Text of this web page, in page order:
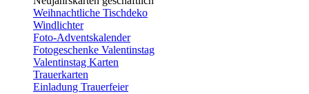
Weihnachtliche Tischdeko
Windlichter
Foto-Adventskalender
Fotogeschenke Valentinstag
Valentinstag Karten
Trauerkarten
Einladung Trauerfeier